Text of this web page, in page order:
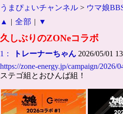
うまぴょいチャンネル > ウマ娘
▲
| 全部 | ▼
久しぶりのZONeコラボ
1： トレーナーちゃん 2026/05/01
https://zone-energy.jp/campaign/2026/
ステゴ組とおひんば組！